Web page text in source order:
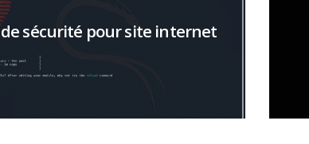
sécurité pour site internet